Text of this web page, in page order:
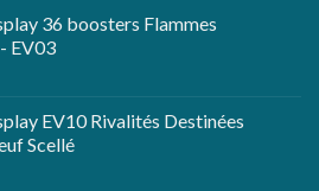
36 boosters Flammes
EV03
EV10 Rivalités Destinées
Scellé